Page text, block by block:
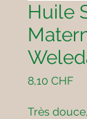
Huile
8,10 CHF
Très